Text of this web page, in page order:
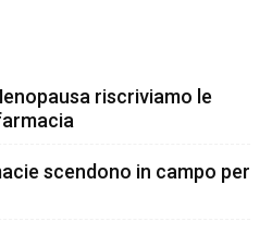
riscriviamo le
scendono in campo per